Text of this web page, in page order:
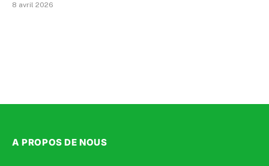
8 avril 2026
A PROPOS DE NOUS